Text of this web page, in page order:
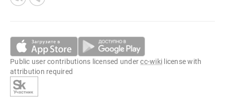
Public user contributions licensed undercc-wiki license with
attribution required